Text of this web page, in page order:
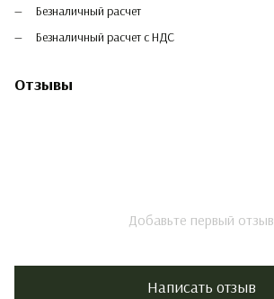
Безналичный расчет
Безналичный расчет с НДС
Отзывы
Добавьте первый отзыв
Написать отзыв